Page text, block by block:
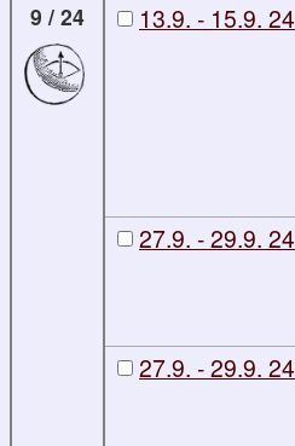
9 / 24
13.9. - 15.9. 24
27.9. - 29.9. 24
27.9. - 29.9. 24